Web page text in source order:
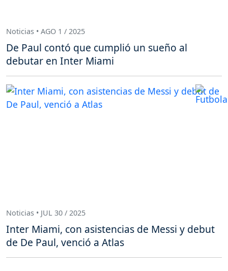
Noticias • AGO 1 / 2025
De Paul contó que cumplió un sueño al
debutar en Inter Miami
Noticias • JUL 30 / 2025
Inter Miami, con asistencias de Messi y debut
de De Paul, venció a Atlas